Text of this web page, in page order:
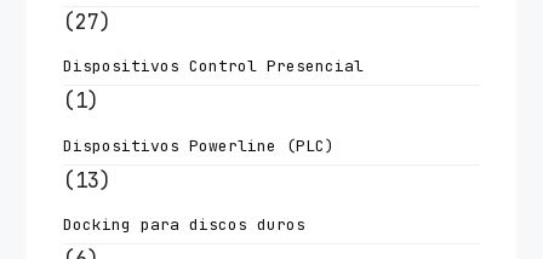
(27)
Dispositivos Control Presencial
(1)
Dispositivos Powerline (PLC)
(13)
Docking para discos duros